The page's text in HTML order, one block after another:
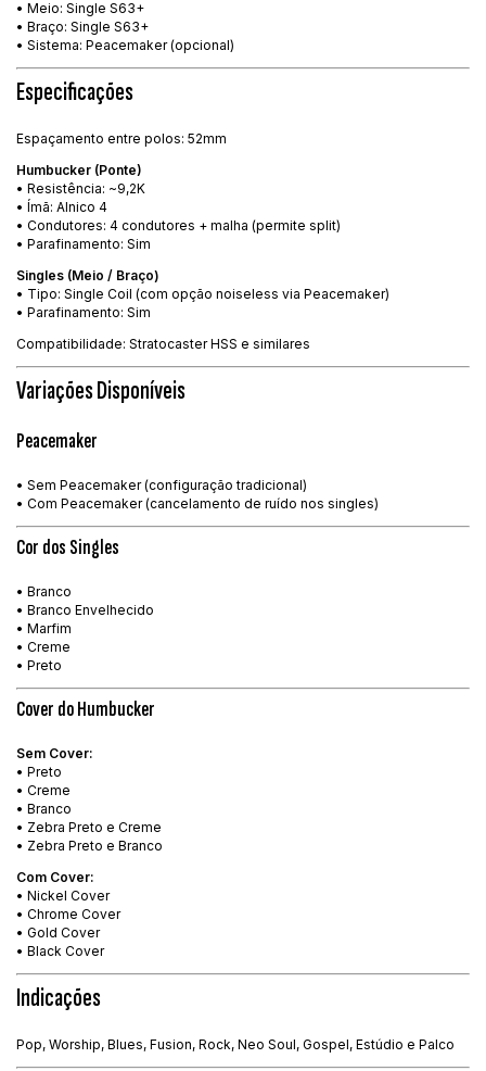
• Meio: Single S63+
• Braço: Single S63+
• Sistema: Peacemaker (opcional)
Especificações
Espaçamento entre polos: 52mm
Humbucker (Ponte)
• Resistência: ~9,2K
• Ímã: Alnico 4
• Condutores: 4 condutores + malha (permite split)
• Parafinamento: Sim
Singles (Meio / Braço)
• Tipo: Single Coil (com opção noiseless via Peacemaker)
• Parafinamento: Sim
Compatibilidade: Stratocaster HSS e similares
Variações Disponíveis
Peacemaker
• Sem Peacemaker (configuração tradicional)
• Com Peacemaker (cancelamento de ruído nos singles)
Cor dos Singles
• Branco
• Branco Envelhecido
• Marfim
• Creme
• Preto
Cover do Humbucker
Sem Cover:
• Preto
• Creme
• Branco
• Zebra Preto e Creme
• Zebra Preto e Branco
Com Cover:
• Nickel Cover
• Chrome Cover
• Gold Cover
• Black Cover
Indicações
Pop, Worship, Blues, Fusion, Rock, Neo Soul, Gospel, Estúdio e Palco